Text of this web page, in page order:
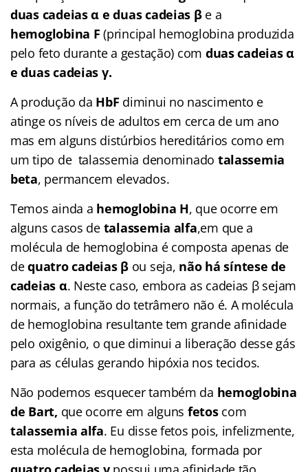
duas cadeias α e duas cadeias β e a
hemoglobina F(principal hemoglobina produzida
pelo feto durante a gestação) com duas cadeias α
e duas cadeias γ.
A produção da HbF diminui no nascimento e
atinge os níveis de adultos em cerca de um ano
mas em alguns distúrbios hereditários como em
um tipo de talassemia denominado talassemia
beta, permancem elevados.
Temos ainda a hemoglobina H, que ocorre em
alguns casos de talassemia alfa,em que a
molécula de hemoglobina é composta apenas de
dequatro cadeias βou seja, não há síntese de
cadeias α. Neste caso, embora as cadeias β sejam
normais, a função do tetrâmero não é. A molécula
de hemoglobina resultante tem grande afinidade
pelo oxigênio, o que diminui a liberação desse gás
para as células gerando hipóxia nos tecidos.
Não podemos esquecer também da hemoglobina
de Bart, que ocorre em alguns fetoscom
talassemia alfa. Eu disse fetos pois, infelizmente,
esta molécula de hemoglobina, formada por